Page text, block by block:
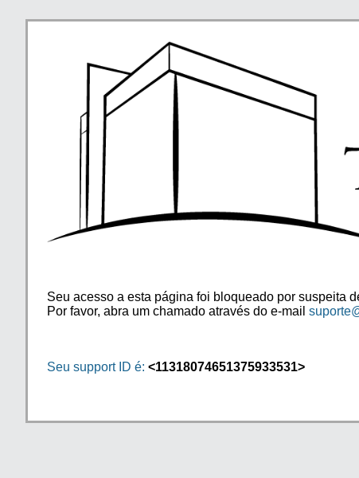
Seu acesso a esta página foi bloqueado por suspeita
Por favor, abra um chamado através do e-mail
Seu support ID é: <11318074651375933531>